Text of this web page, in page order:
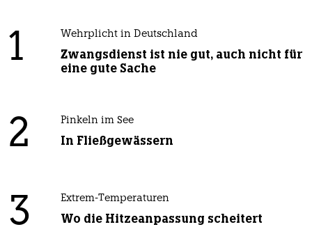
1 Wehrplicht in Deutschland
Zwangsdienst ist nie gut, auch nicht für
eine gute Sache
2 Pinkeln im See
In Fließgewässern
3 Extrem-Temperaturen
Wo die Hitzeanpassung scheitert